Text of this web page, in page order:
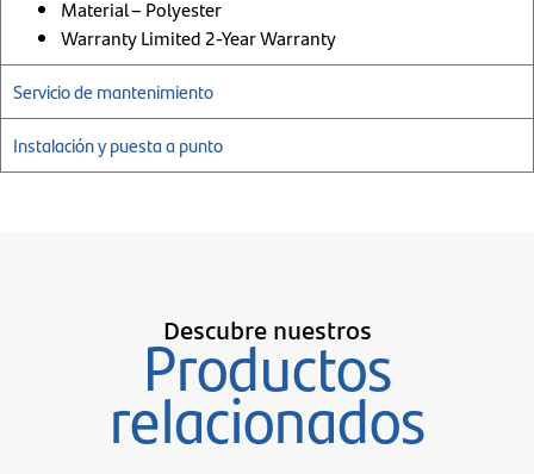
Material – Polyester
WarrantyLimited 2-Year Warranty
Servicio de mantenimiento
Instalación y puesta a punto
Descubre nuestros
Productos
relacionados